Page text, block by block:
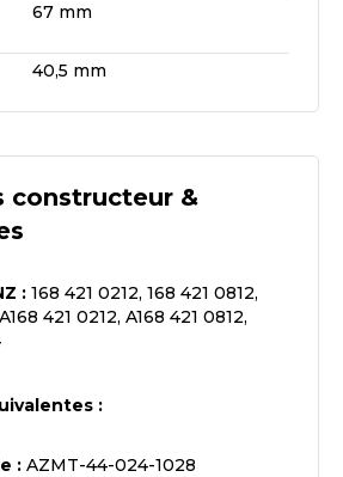
67 mm
40,5 mm
constructeur &
: 168 421 0212, 168 421 0812,
421 0212, A168 421 0812,
:
: AZMT-44-024-1028